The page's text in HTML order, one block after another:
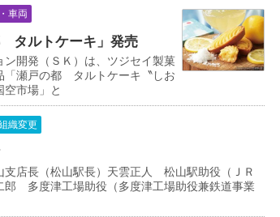
車両
タルトケーキ」発売
開発（ＳＫ）は、ツジセイ製菓
「瀬戸の都 タルトケーキ〝しお
市場」と
織変更
店長（松山駅長）天雲正人 松山駅助役（ＪＲ
郎 多度津工場助役（多度津工場助役兼鉄道事業